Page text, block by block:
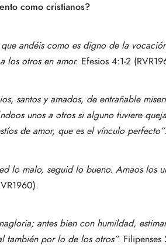
como cristianos?
andéis como es digno de la
los otros en amor. Efesios 4:1-2
santos y amados, de entrañable
unos a otros si alguno tuviere
de amor, que es el vínculo perfecto”.
lo malo, seguid lo bueno. Amaos
antes bien con humildad,
también por lo de los otros”. Filipenses